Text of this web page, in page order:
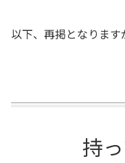
以下、再掲となります
持